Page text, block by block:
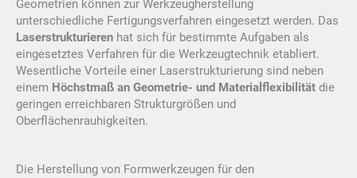
Geometrien können zur Werkzeugherstellung
unterschiedliche Fertigungsverfahren eingesetzt werden. Das
Laserstrukturieren hat sich für bestimmte Aufgaben als
eingesetztes Verfahren für die Werkzeugtechnik etabliert.
Wesentliche Vorteile einer Laserstrukturierung sind neben
einem Höchstmaß an Geometrie- und Materialflexibilität die
geringen erreichbaren Strukturgrößen und
Oberflächenrauhigkeiten.
Die Herstellung von Formwerkzeugen für den